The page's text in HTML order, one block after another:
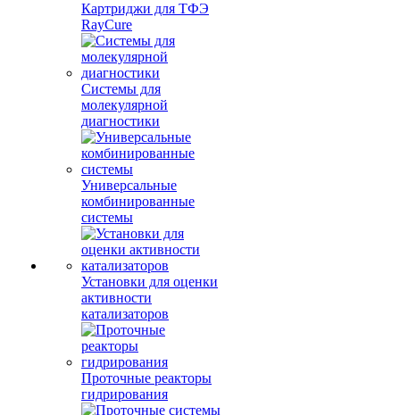
Картриджи для ТФЭ
RayCure
Системы для
молекулярной
диагностики
Универсальные
комбинированные
системы
Установки для оценки
активности
катализаторов
Проточные реакторы
гидрирования